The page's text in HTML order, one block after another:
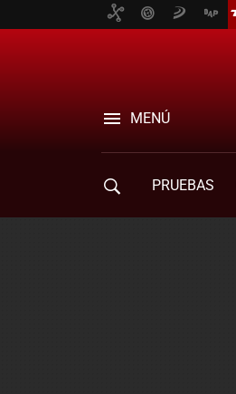
MENÚ
PRUEBAS